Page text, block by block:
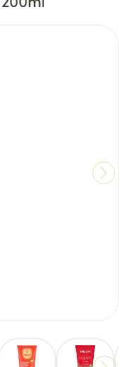
image
View larger image
View